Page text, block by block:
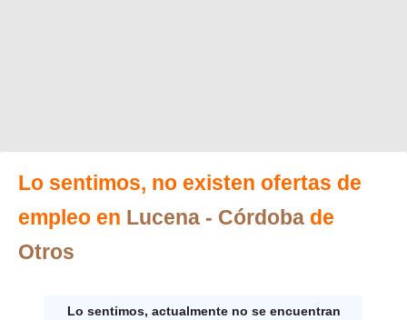
Lo sentimos, no existen ofertas de
empleo en Lucena - Córdoba de
Otros
Lo sentimos, actualmente no se encuentran